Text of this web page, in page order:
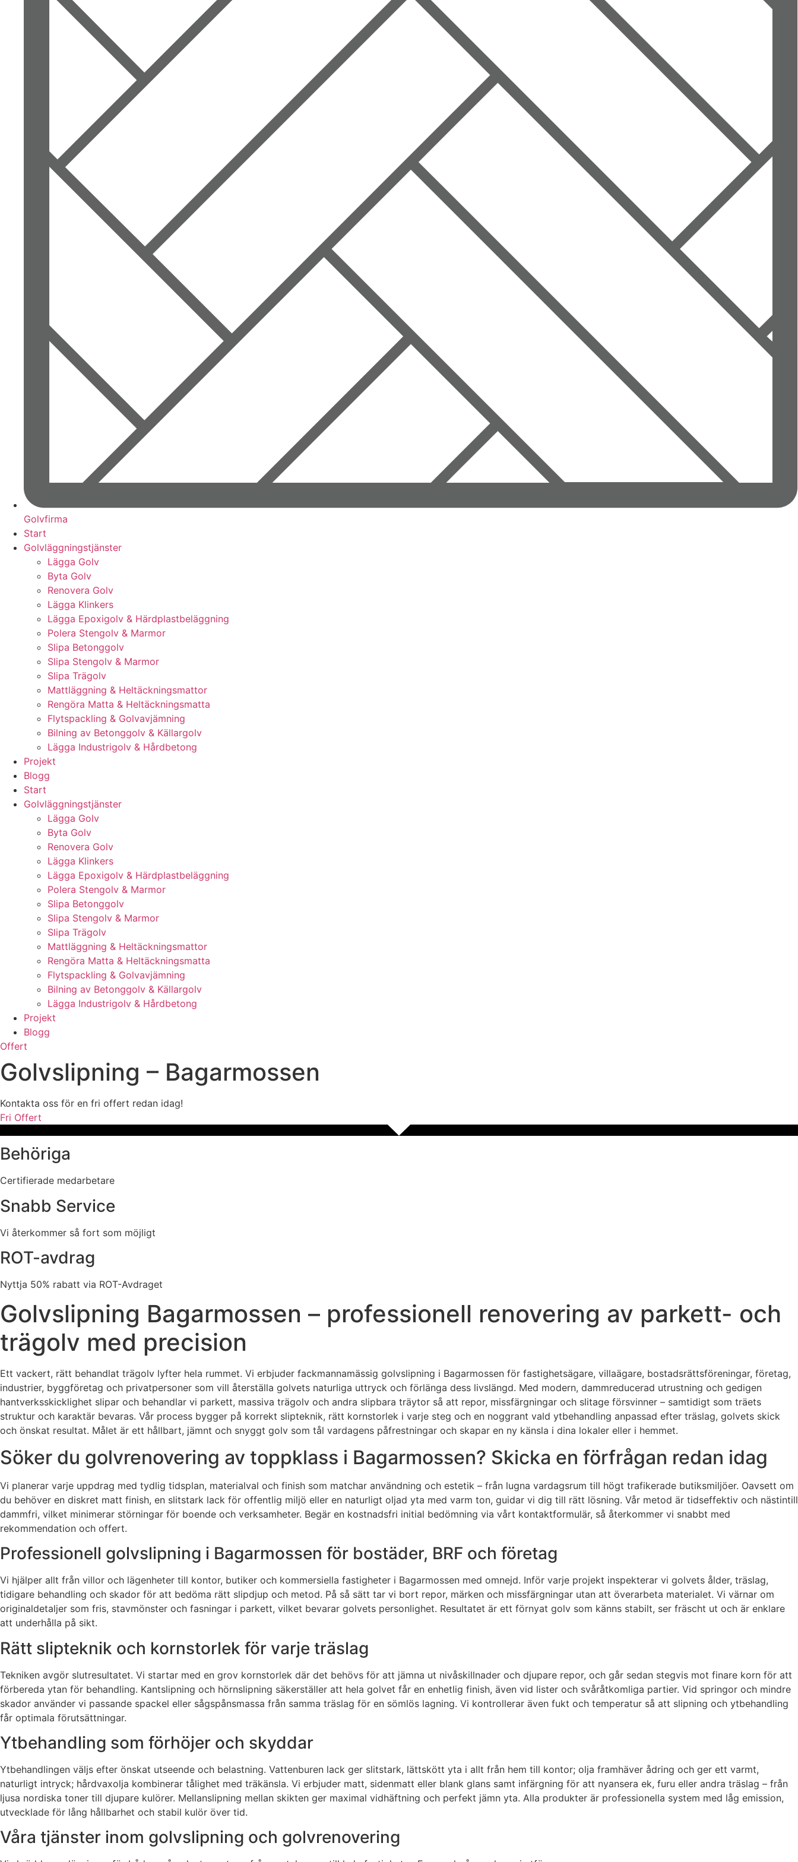
Golvfirma
Start
Golvläggningstjänster
Lägga Golv
Byta Golv
Renovera Golv
Lägga Klinkers
Lägga Epoxigolv & Härdplastbeläggning
Polera Stengolv & Marmor
Slipa Betonggolv
Slipa Stengolv & Marmor
Slipa Trägolv
Mattläggning & Heltäckningsmattor
Rengöra Matta & Heltäckningsmatta
Flytspackling & Golvavjämning
Bilning av Betonggolv & Källargolv
Lägga Industrigolv & Hårdbetong
Projekt
Blogg
Start
Golvläggningstjänster
Lägga Golv
Byta Golv
Renovera Golv
Lägga Klinkers
Lägga Epoxigolv & Härdplastbeläggning
Polera Stengolv & Marmor
Slipa Betonggolv
Slipa Stengolv & Marmor
Slipa Trägolv
Mattläggning & Heltäckningsmattor
Rengöra Matta & Heltäckningsmatta
Flytspackling & Golvavjämning
Bilning av Betonggolv & Källargolv
Lägga Industrigolv & Hårdbetong
Projekt
Blogg
Offert
Golvslipning – Bagarmossen
Kontakta oss för en fri offert redan idag!
Fri Offert
Behöriga
Certifierade medarbetare
Snabb Service
Vi återkommer så fort som möjligt
ROT-avdrag
Nyttja 50% rabatt via ROT-Avdraget
Golvslipning Bagarmossen – professionell renovering av parkett- och
trägolv med precision
Ett vackert, rätt behandlat trägolv lyfter hela rummet. Vi erbjuder fackmannamässig golvslipning i Bagarmossen för fastighetsägare, villaägare, bostadsrättsföreningar, företag,
industrier, byggföretag och privatpersoner som vill återställa golvets naturliga uttryck och förlänga dess livslängd. Med modern, dammreducerad utrustning och gedigen
hantverksskicklighet slipar och behandlar vi parkett, massiva trägolv och andra slipbara träytor så att repor, missfärgningar och slitage försvinner – samtidigt som träets
struktur och karaktär bevaras. Vår process bygger på korrekt slipteknik, rätt kornstorlek i varje steg och en noggrant vald ytbehandling anpassad efter träslag, golvets skick
och önskat resultat. Målet är ett hållbart, jämnt och snyggt golv som tål vardagens påfrestningar och skapar en ny känsla i dina lokaler eller i hemmet.
Söker du golvrenovering av toppklass i Bagarmossen? Skicka en förfrågan redan idag
Vi planerar varje uppdrag med tydlig tidsplan, materialval och finish som matchar användning och estetik – från lugna vardagsrum till högt trafikerade butiksmiljöer. Oavsett om
du behöver en diskret matt finish, en slitstark lack för offentlig miljö eller en naturligt oljad yta med varm ton, guidar vi dig till rätt lösning. Vår metod är tidseffektiv och nästintill
dammfri, vilket minimerar störningar för boende och verksamheter. Begär en kostnadsfri initial bedömning via vårt kontaktformulär, så återkommer vi snabbt med
rekommendation och offert.
Professionell golvslipning i Bagarmossen för bostäder, BRF och företag
Vi hjälper allt från villor och lägenheter till kontor, butiker och kommersiella fastigheter i Bagarmossen med omnejd. Inför varje projekt inspekterar vi golvets ålder, träslag,
tidigare behandling och skador för att bedöma rätt slipdjup och metod. På så sätt tar vi bort repor, märken och missfärgningar utan att överarbeta materialet. Vi värnar om
originaldetaljer som fris, stavmönster och fasningar i parkett, vilket bevarar golvets personlighet. Resultatet är ett förnyat golv som känns stabilt, ser fräscht ut och är enklare
att underhålla på sikt.
Rätt slipteknik och kornstorlek för varje träslag
Tekniken avgör slutresultatet. Vi startar med en grov kornstorlek där det behövs för att jämna ut nivåskillnader och djupare repor, och går sedan stegvis mot finare korn för att
förbereda ytan för behandling. Kantslipning och hörnslipning säkerställer att hela golvet får en enhetlig finish, även vid lister och svåråtkomliga partier. Vid springor och mindre
skador använder vi passande spackel eller sågspånsmassa från samma träslag för en sömlös lagning. Vi kontrollerar även fukt och temperatur så att slipning och ytbehandling
får optimala förutsättningar.
Ytbehandling som förhöjer och skyddar
Ytbehandlingen väljs efter önskat utseende och belastning. Vattenburen lack ger slitstark, lättskött yta i allt från hem till kontor; olja framhäver ådring och ger ett varmt,
naturligt intryck; hårdvaxolja kombinerar tålighet med träkänsla. Vi erbjuder matt, sidenmatt eller blank glans samt infärgning för att nyansera ek, furu eller andra träslag – från
ljusa nordiska toner till djupare kulörer. Mellanslipning mellan skikten ger maximal vidhäftning och perfekt jämn yta. Alla produkter är professionella system med låg emission,
utvecklade för lång hållbarhet och stabil kulör över tid.
Våra tjänster inom golvslipning och golvrenovering